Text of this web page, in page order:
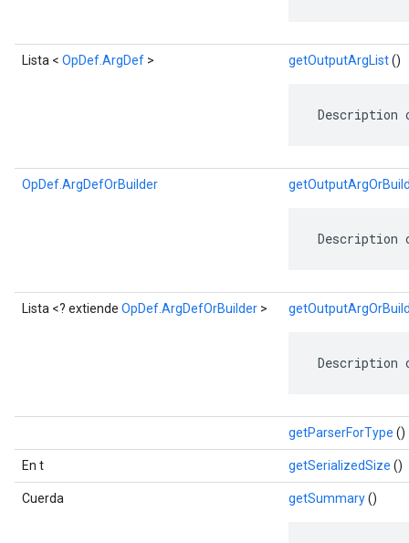
Lista < OpDef.ArgDef > getOutputArgList()
OpDef.ArgDefOrBuilder
Lista <? extiende OpDef.ArgDefOrBuilder >
getParserForType ()
En t getSerializedSize ()
Cuerda getSummary()